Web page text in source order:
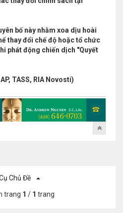
bố này nhằm xoa dịu hoài
thay đổi chế độ hoặc tổ chức
phát động chiến dịch "Quyết
TASS, RIA Novosti)
Chủ Đề
trang 1 / 1 trang